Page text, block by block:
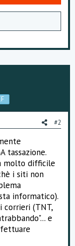
#2
tassazione.
molto difficile
i siti non
informatico).
corrieri (TNT,
e